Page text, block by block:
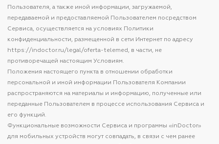
Пользователя, а также иной информации, загружаемой,
передаваемой и предоставляемой Пользователем посредством
Сервиса, осуществляется на условиях Политики
конфиденциальности, размещенной в сети Интернет по адресу
https://indoctor.ru/legal/oferta-telemed, в части, не
противоречащей настоящим Условиям.
Положения настоящего пункта в отношении обработки
персональной и иной информации Пользователя Компании
распространяются на материалы и информацию, полученные или
переданные Пользователем в процессе использования Сервиса и
его функций.
Функциональные возможности Сервиса и программы «inDoctor»
для мобильных устройств могут совпадать, в связи с чем ранее